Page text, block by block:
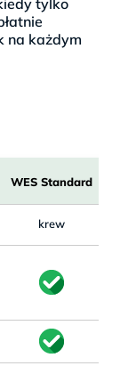
na każdym
WES Standard
krew